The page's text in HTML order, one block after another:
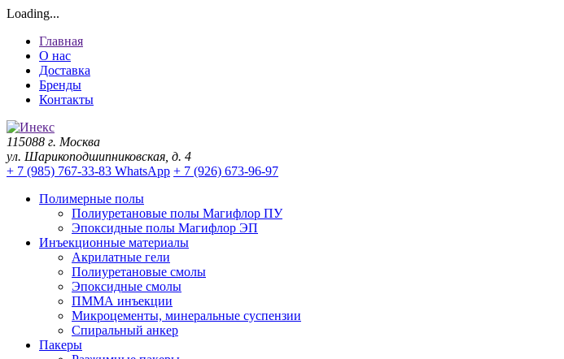
Loading...
Главная
О нас
Доставка
Бренды
Контакты
115088 г. Москва
ул. Шарикоподшипниковская, д. 4
+ 7 (985) 767-33-83 WhatsApp + 7 (926) 673-96-97
Полимерные полы
Полиуретановые полы Магифлор ПУ
Эпоксидные полы Магифлор ЭП
Инъекционные материалы
Акрилатные гели
Полиуретановые смолы
Эпоксидные смолы
ПММА инъекции
Микроцементы, минеральные суспензии
Спиральный анкер
Пакеры